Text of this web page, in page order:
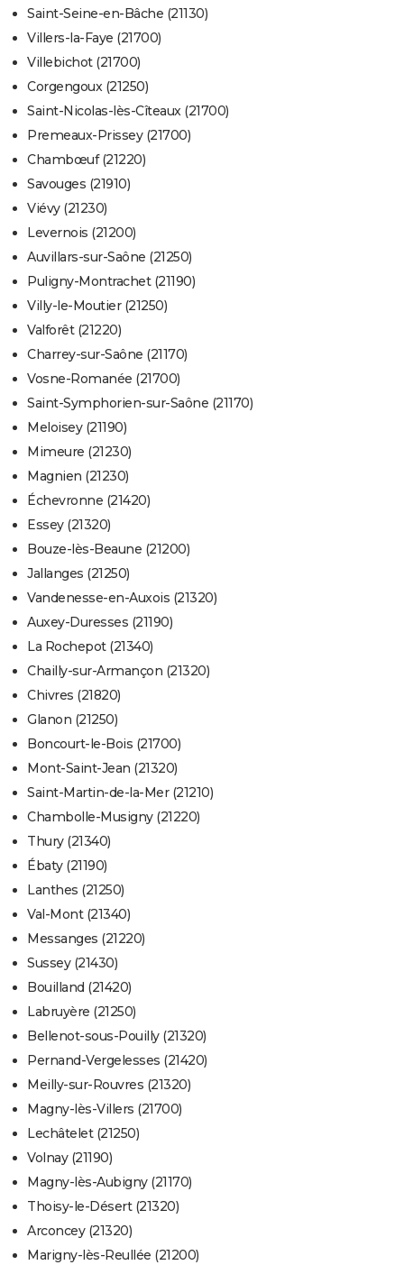
Saint-Seine-en-Bâche (21130)
Villers-la-Faye (21700)
Villebichot (21700)
Corgengoux (21250)
Saint-Nicolas-lès-Cîteaux (21700)
Premeaux-Prissey (21700)
Chambœuf (21220)
Savouges (21910)
Viévy (21230)
Levernois (21200)
Auvillars-sur-Saône (21250)
Puligny-Montrachet (21190)
Villy-le-Moutier (21250)
Valforêt (21220)
Charrey-sur-Saône (21170)
Vosne-Romanée (21700)
Saint-Symphorien-sur-Saône (21170)
Meloisey (21190)
Mimeure (21230)
Magnien (21230)
Échevronne (21420)
Essey (21320)
Bouze-lès-Beaune (21200)
Jallanges (21250)
Vandenesse-en-Auxois (21320)
Auxey-Duresses (21190)
La Rochepot (21340)
Chailly-sur-Armançon (21320)
Chivres (21820)
Glanon (21250)
Boncourt-le-Bois (21700)
Mont-Saint-Jean (21320)
Saint-Martin-de-la-Mer (21210)
Chambolle-Musigny (21220)
Thury (21340)
Ébaty (21190)
Lanthes (21250)
Val-Mont (21340)
Messanges (21220)
Sussey (21430)
Bouilland (21420)
Labruyère (21250)
Bellenot-sous-Pouilly (21320)
Pernand-Vergelesses (21420)
Meilly-sur-Rouvres (21320)
Magny-lès-Villers (21700)
Lechâtelet (21250)
Volnay (21190)
Magny-lès-Aubigny (21170)
Thoisy-le-Désert (21320)
Arconcey (21320)
Marigny-lès-Reullée (21200)